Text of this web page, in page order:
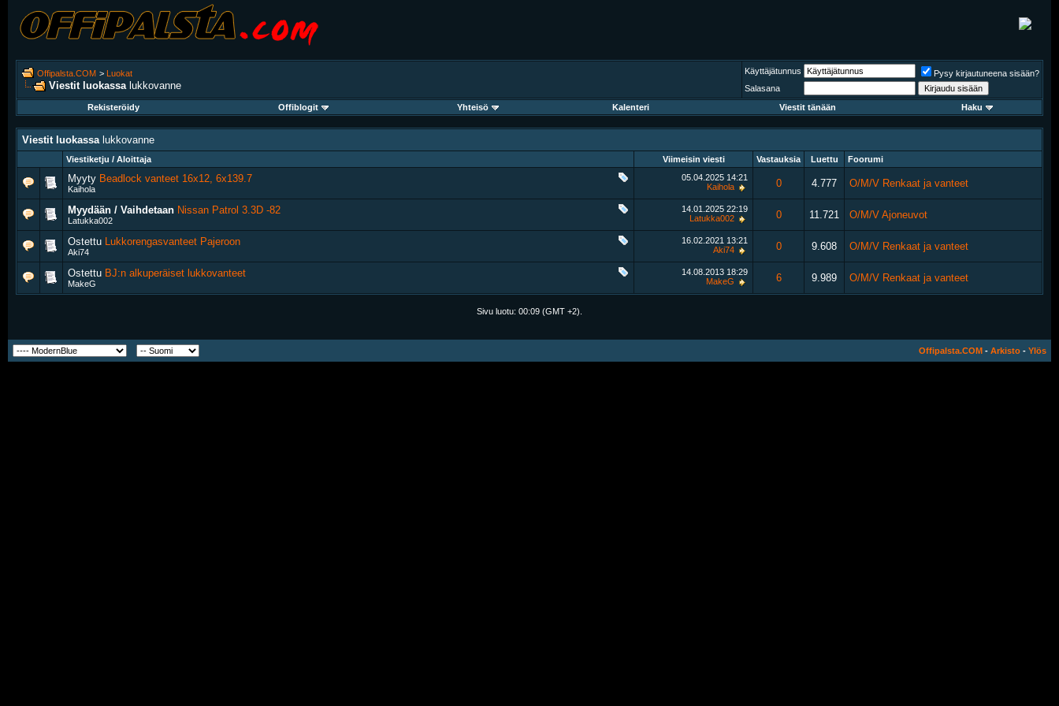
Offipalsta.COM > Luokat
Viestit luokassa lukkovanne
Käyttäjätunnus
Pysy kirjautuneena sisään?
Salasana
Rekisteröidy
Offiblogit Yhteisö Kalenteri Viestit tänään Haku
Viestit luokassa lukkovanne
Viestiketju / Aloittaja Viimeisin viesti Vastauksia Luettu Foorumi
Myyty Beadlock vanteet 16x12, 6x139.7
Kaihola
05.04.2025 14:21
Kaihola
0 4.777 O/M/V Renkaat ja vanteet
Myydään / Vaihdetaan Nissan Patrol 3.3D -82
Latukka002
14.01.2025 22:19
Latukka002
0 11.721 O/M/V Ajoneuvot
Ostettu Lukkorengasvanteet Pajeroon
Aki74
16.02.2021 13:21
Aki74
0 9.608 O/M/V Renkaat ja vanteet
Ostettu BJ:n alkuperäiset lukkovanteet
MakeG
14.08.2013 18:29
MakeG
6 9.989 O/M/V Renkaat ja vanteet
Sivu luotu: 00:09 (GMT +2).
Offipalsta.COM - Arkisto - Ylös